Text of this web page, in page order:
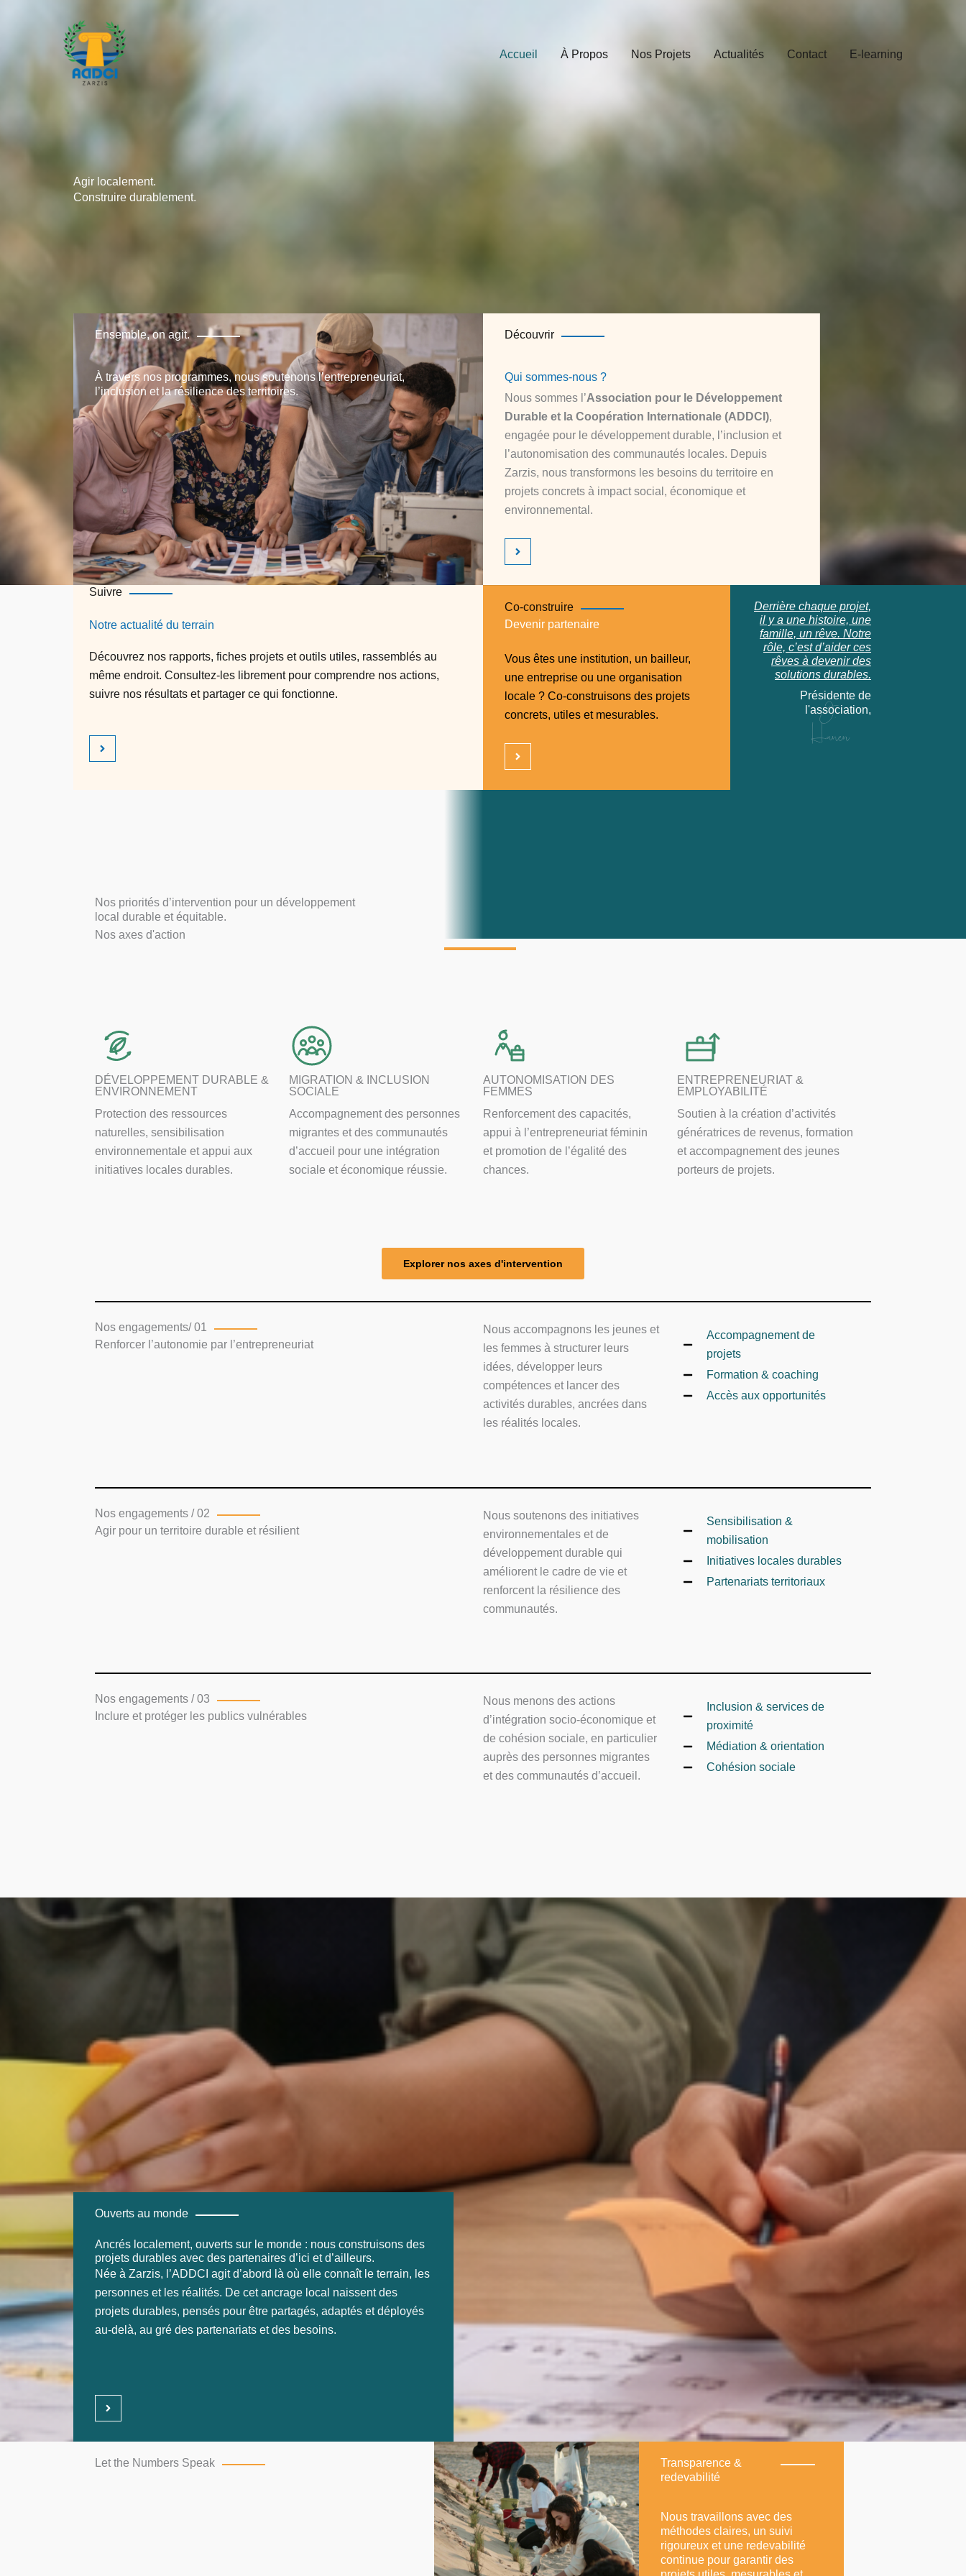
Accueil À Propos Nos Projets Actualités Contact E-learning
Agir localement.
Construire durablement.
Ensemble, on agit.
À travers nos programmes, nous soutenons l’entrepreneuriat,
l’inclusion et la résilience des territoires.
Découvrir
Qui sommes-nous ?
Nous sommes l’Association pour le Développement
Durable et la Coopération Internationale (ADDCI),
engagée pour le développement durable, l’inclusion et
l’autonomisation des communautés locales. Depuis
Zarzis, nous transformons les besoins du territoire en
projets concrets à impact social, économique et
environnemental.
Suivre
Notre actualité du terrain
Découvrez nos rapports, fiches projets et outils utiles, rassemblés au
même endroit. Consultez-les librement pour comprendre nos actions,
suivre nos résultats et partager ce qui fonctionne.
Co-construire
Devenir partenaire
Vous êtes une institution, un bailleur,
une entreprise ou une organisation
locale ? Co-construisons des projets
concrets, utiles et mesurables.
Derrière chaque projet,
il y a une histoire, une
famille, un rêve. Notre
rôle, c’est d’aider ces
rêves à devenir des
solutions durables.
Présidente de
l'association,
Nos priorités d’intervention pour un développement
local durable et équitable.
Nos axes d'action
DÉVELOPPEMENT DURABLE &
ENVIRONNEMENT
Protection des ressources
naturelles, sensibilisation
environnementale et appui aux
initiatives locales durables.
MIGRATION & INCLUSION
SOCIALE
Accompagnement des personnes
migrantes et des communautés
d’accueil pour une intégration
sociale et économique réussie.
AUTONOMISATION DES
FEMMES
Renforcement des capacités,
appui à l’entrepreneuriat féminin
et promotion de l’égalité des
chances.
ENTREPRENEURIAT &
EMPLOYABILITÉ
Soutien à la création d’activités
génératrices de revenus, formation
et accompagnement des jeunes
porteurs de projets.
Explorer nos axes d'intervention
Nos engagements/ 01
Renforcer l’autonomie par l’entrepreneuriat
Nous accompagnons les jeunes et
les femmes à structurer leurs
idées, développer leurs
compétences et lancer des
activités durables, ancrées dans
les réalités locales.
Accompagnement de
projets
Formation & coaching
Accès aux opportunités
Nos engagements / 02
Agir pour un territoire durable et résilient
Nous soutenons des initiatives
environnementales et de
développement durable qui
améliorent le cadre de vie et
renforcent la résilience des
communautés.
Sensibilisation &
mobilisation
Initiatives locales durables
Partenariats territoriaux
Nos engagements / 03
Inclure et protéger les publics vulnérables
Nous menons des actions
d’intégration socio-économique et
de cohésion sociale, en particulier
auprès des personnes migrantes
et des communautés d’accueil.
Inclusion & services de
proximité
Médiation & orientation
Cohésion sociale
Ouverts au monde
Ancrés localement, ouverts sur le monde : nous construisons des
projets durables avec des partenaires d’ici et d’ailleurs.
Née à Zarzis, l’ADDCI agit d’abord là où elle connaît le terrain, les
personnes et les réalités. De cet ancrage local naissent des
projets durables, pensés pour être partagés, adaptés et déployés
au-delà, au gré des partenariats et des besoins.
Let the Numbers Speak
Transparence &
redevabilité
Nous travaillons avec des
méthodes claires, un suivi
rigoureux et une redevabilité
continue pour garantir des